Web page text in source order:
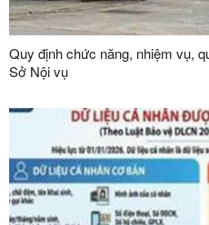
Quy định chức năng, nhiệm vụ,
Sở Nội vụ